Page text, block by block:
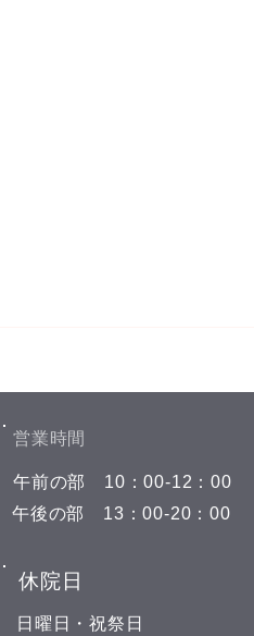
空き状況をお知らせします 8月7
ん 午後の部 空きがありません 8
月8日(土) 午前の部 空きがありま
8月9日(日)←今日はここです お休
み 8月10日(月) 午前の部 11:00 午
後の部 16:00 17:00 18:00 19:00 8
​営業時間
​午前の部 ​10：00-12：00
​午後の部 ​13：00-20：00
​休院日
​日曜日・祝祭日